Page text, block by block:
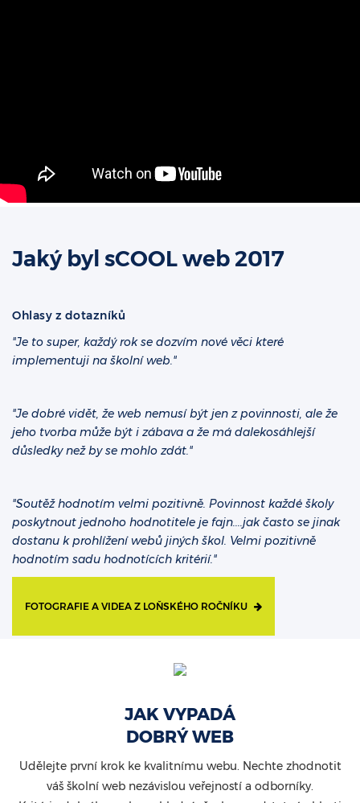
Jaký byl sCOOL web 2017
Ohlasy z dotazníků
"Je to super, každý rok se dozvím nové věci které
implementuji na školní web."
"Je dobré vidět, že web nemusí být jen z povinnosti, ale že
jeho tvorba může být i zábava a že má dalekosáhlejší
důsledky než by se mohlo zdát."
"Soutěž hodnotím velmi pozitivně. Povinnost každé školy
poskytnout jednoho hodnotitele je fajn....jak často se jinak
dostanu k prohlížení webů jiných škol. Velmi pozitivně
hodnotím sadu hodnotících kritérií."
FOTOGRAFIE A VIDEA Z LOŇSKÉHO ROČNÍKU
JAK VYPADÁ
DOBRÝ WEB
Udělejte první krok ke kvalitnímu webu. Nechte zhodnotit
váš školní web nezávislou veřejností a odborníky.